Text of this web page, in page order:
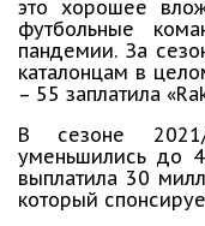
это хорошее
футбольные
пандемии. За
каталонцам в
– 55 заплатила
В сезоне
уменьшились до
выплатила 30
который